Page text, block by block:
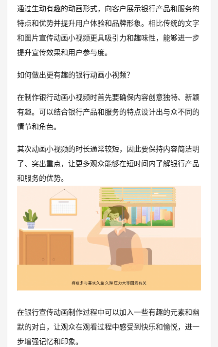
通过生动有趣的动画形式，向客户展示银行产品和服务的
特点和优势并提升用户体验和品牌形象。相比传统的文字
和图片宣传动画小视频更具吸引力和趣味性，能够进一步
提升宣传效果和用户参与度。
如何做出更有趣的银行动画小视频？
在制作银行动画小视频时首先要确保内容创意独特、新颖
有趣。可以结合银行产品和服务的特点设计出与众不同的
情节和角色。
其次动画小视频的时长通常较短，因此要保持内容简洁明
了、突出重点，让更多观众能够在短时间内了解银行产品
和服务的优势。
在银行宣传动画制作过程中可以加入一些有趣的元素和幽
默的对白，让观众在观看过程中感受到快乐和愉悦，进一
步增强记忆和印象。